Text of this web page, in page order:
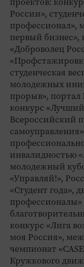
России»,
профессионал»,
первый бизнес»,
«Доброволец
студенческая
молодежных
прорыв»,
конкурс
Всероссийский
инвалидностью
молодежный
«Управляй!»,
«Студент года»,
профессионалы»
конкурс «Лига
моя Россия»,
чемпионат
Кружкового